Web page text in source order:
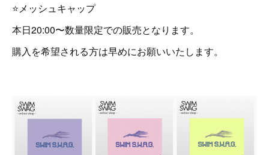
⭐️メッシュキャップ
本日20:00〜数量限定での販売となります。
購入を希望される方は早めにお願いいたします。